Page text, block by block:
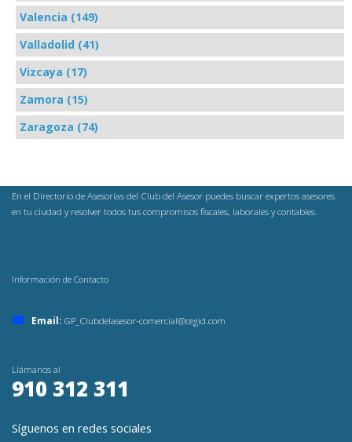
Valencia (149)
Valladolid (41)
Vizcaya (17)
Zamora (15)
Zaragoza (74)
En el Directorio de Asesorías del Club del Asesor puedes buscar expertos asesores
en tu ciudad y resolver todos tus compromisos fiscales, laborales y contables.
Información de Contacto
Email: GP_Clubdelasesor-comercial@cegid.com
Llámanos al
910 312 311
Síguenos en redes sociales